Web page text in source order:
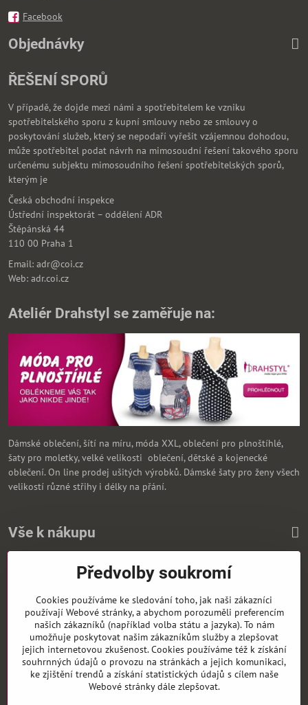
Facebook
Objednávky
ŘEŠENÍ SPORŮ
V případě, že dojde mezi námi a spotřebitelem ke vzniku
spotřebitelského sporu z kupní smlouvy nebo ze smlouvy o
poskytování služeb, který se nepodaří vyřešit vzájemnou dohodou,
může spotřebitel podat návrh na mimosoudní řešení takového sporu
určenému subjektu mimosoudního řešení spotřebitelských sporů,
kterým je
Česká obchodní inspekce
Ústřední inspektorát – oddělení ADR
Štěpánská 44
110 00 Praha 1
Email: adr@coi.cz
Web: adr.coi.cz
Ateliér Drahstyl se zaměřuje na:
Dámské oblečení, šítí na míru, móda XXL, oblečení pro plnoštíhlé,
šaty pro moletky, velké velikosti oblečení, dětské a kojenecké
oblečení. On line prodej ušitých výrobků. Dámské šaty pro ženy všech
velikostí různé střihy i délky na přání.
Vše k nákupu
Zasíláme i na SlovenskoPředvolby soukromí
Cookies používáme ke sledování toho, jak naši zákazníci
používají Webové stránky, a abychom porozuměli preferencím
našich zákazníků (například volba státu a jazyka). To nám
umožňuje poskytovat našim zákazníkům služby a zlepšovat
jejich internetovou zkušenost. Cookies používáme též k získání
souhrnných údajů o provozu na stránkách a jejich komunikaci,
ke zjištění trendů a získání statistických údajů s cílem naše
Webové stránky dále zlepšovat.